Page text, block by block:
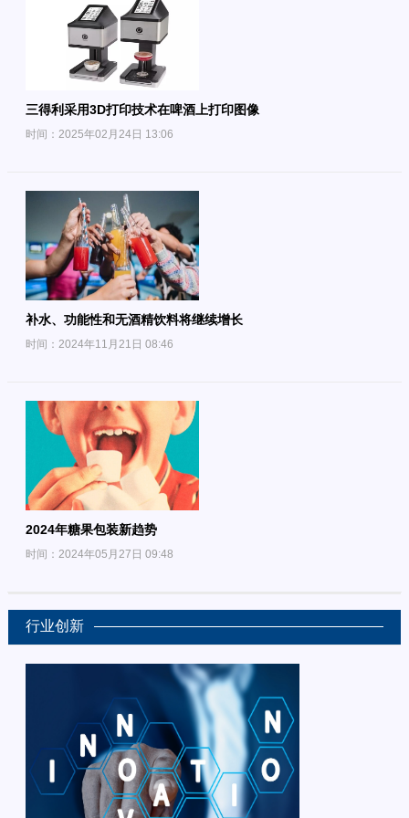
三得利采用3D打印技术在啤酒上打印图像
时间：2025年02月24日 13:06
补水、功能性和无酒精饮料将继续增长
时间：2024年11月21日 08:46
2024年糖果包装新趋势
时间：2024年05月27日 09:48
行业创新